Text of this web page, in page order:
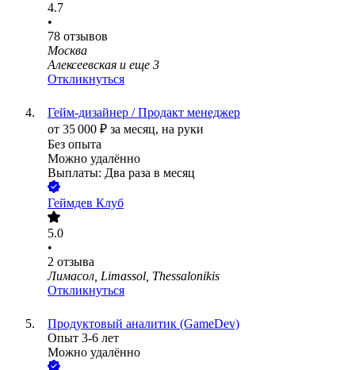
4.7
•
78 отзывов
Москва
Алексеевская и еще 3
Откликнуться
Гейм-дизайнер / Продакт менеджер
от 35 000 ₽ за месяц, на руки
Без опыта
Можно удалённо
Выплаты: Два раза в месяц
Геймдев Клуб
5.0
•
2 отзыва
Лимасол, Limassol, Thessalonikis
Откликнуться
Продуктовый аналитик (GameDev)
Опыт 3-6 лет
Можно удалённо